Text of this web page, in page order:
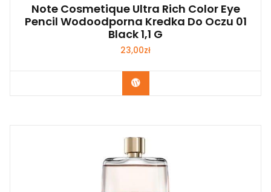
Note Cosmetique Ultra Rich Color Eye
Pencil Wodoodporna Kredka Do Oczu 01
Black 1,1 G
23,00zł
Zobacz